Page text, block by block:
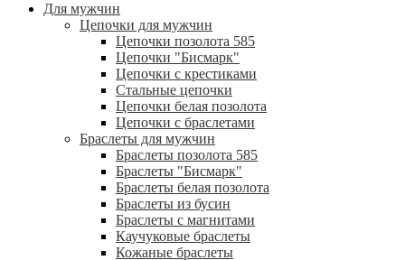
Для мужчин
Цепочки для мужчин
Цепочки позолота 585
Цепочки "Бисмарк"
Цепочки с крестиками
Стальные цепочки
Цепочки белая позолота
Цепочки с браслетами
Браслеты для мужчин
Браслеты позолота 585
Браслеты "Бисмарк"
Браслеты белая позолота
Браслеты из бусин
Браслеты с магнитами
Каучуковые браслеты
Кожаные браслеты